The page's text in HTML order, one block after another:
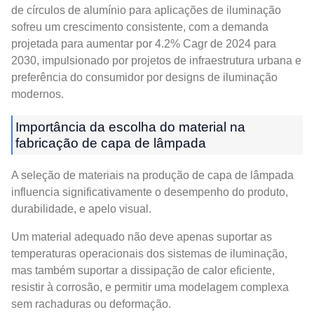
de círculos de alumínio para aplicações de iluminação
sofreu um crescimento consistente, com a demanda
projetada para aumentar por 4.2% Cagr de 2024 para
2030, impulsionado por projetos de infraestrutura urbana e
preferência do consumidor por designs de iluminação
modernos.
Importância da escolha do material na
fabricação de capa de lâmpada
A seleção de materiais na produção de capa de lâmpada
influencia significativamente o desempenho do produto,
durabilidade, e apelo visual.
Um material adequado não deve apenas suportar as
temperaturas operacionais dos sistemas de iluminação,
mas também suportar a dissipação de calor eficiente,
resistir à corrosão, e permitir uma modelagem complexa
sem rachaduras ou deformação.